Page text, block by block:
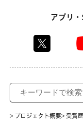
アプリ
> プロジェクト概要> 受賞歴